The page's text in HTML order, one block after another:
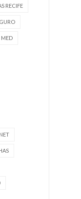
RECIFE
MED